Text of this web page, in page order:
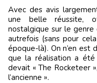
Avec des avis
une belle réussite,
nostalgique sur le genre
autrefois (sans pour
époque-là). On n’en est
que la réalisation a été
devait « The Rocketeer
l’ancienne ».